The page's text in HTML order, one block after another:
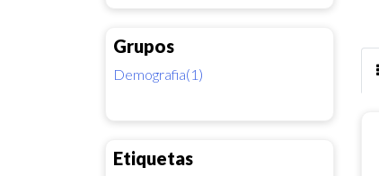
Grupos
Demografia(1)
Etiquetas